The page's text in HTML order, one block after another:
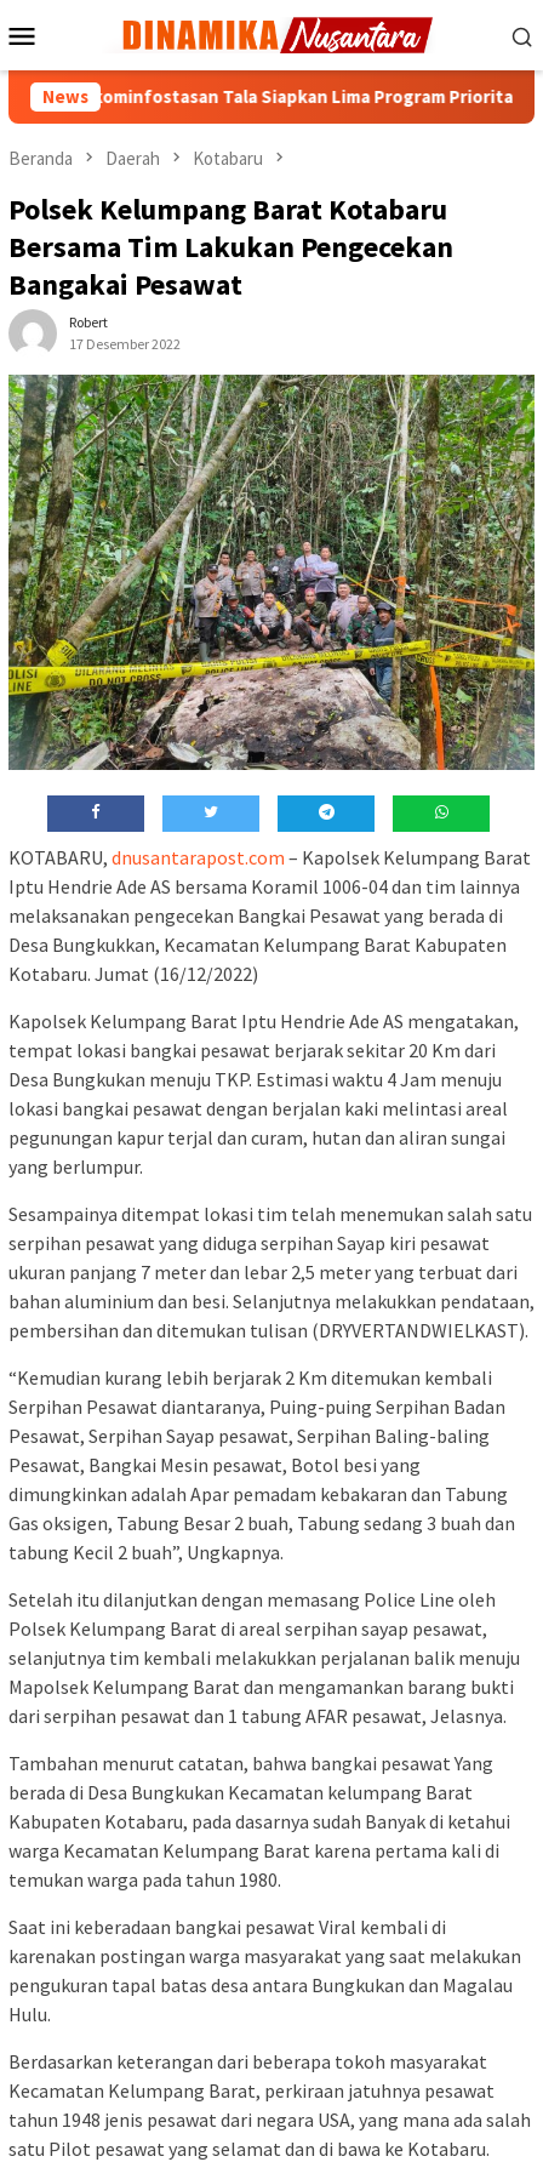
ke
Mobile
News Tala Siapkan Lima Program Prioritas
Beranda Daerah Kotabaru
Polsek Kelumpang Barat Kotabaru
Bersama Tim Lakukan Pengecekan
Bangakai Pesawat
Robert
17 Desember 2022
KOTABARU, dnusantarapost.com – Kapolsek Kelumpang Barat
Iptu Hendrie Ade AS bersama Koramil 1006-04 dan tim lainnya
melaksanakan pengecekan Bangkai Pesawat yang berada di
Desa Bungkukkan, Kecamatan Kelumpang Barat Kabupaten
Kotabaru. Jumat (16/12/2022)
Kapolsek Kelumpang Barat Iptu Hendrie Ade AS mengatakan,
tempat lokasi bangkai pesawat berjarak sekitar 20 Km dari
Desa Bungkukan menuju TKP. Estimasi waktu 4 Jam menuju
lokasi bangkai pesawat dengan berjalan kaki melintasi areal
pegunungan kapur terjal dan curam, hutan dan aliran sungai
yang berlumpur.
Sesampainya ditempat lokasi tim telah menemukan salah satu
serpihan pesawat yang diduga serpihan Sayap kiri pesawat
ukuran panjang 7 meter dan lebar 2,5 meter yang terbuat dari
bahan aluminium dan besi. Selanjutnya melakukkan pendataan,
pembersihan dan ditemukan tulisan (DRYVERTANDWIELKAST).
“Kemudian kurang lebih berjarak 2 Km ditemukan kembali
Serpihan Pesawat diantaranya, Puing-puing Serpihan Badan
Pesawat, Serpihan Sayap pesawat, Serpihan Baling-baling
Pesawat, Bangkai Mesin pesawat, Botol besi yang
dimungkinkan adalah Apar pemadam kebakaran dan Tabung
Gas oksigen, Tabung Besar 2 buah, Tabung sedang 3 buah dan
tabung Kecil 2 buah”, Ungkapnya.
Setelah itu dilanjutkan dengan memasang Police Line oleh
Polsek Kelumpang Barat di areal serpihan sayap pesawat,
selanjutnya tim kembali melakukkan perjalanan balik menuju
Mapolsek Kelumpang Barat dan mengamankan barang bukti
dari serpihan pesawat dan 1 tabung AFAR pesawat, Jelasnya.
Tambahan menurut catatan, bahwa bangkai pesawat Yang
berada di Desa Bungkukan Kecamatan kelumpang Barat
Kabupaten Kotabaru, pada dasarnya sudah Banyak di ketahui
warga Kecamatan Kelumpang Barat karena pertama kali di
temukan warga pada tahun 1980.
Saat ini keberadaan bangkai pesawat Viral kembali di
karenakan postingan warga masyarakat yang saat melakukan
pengukuran tapal batas desa antara Bungkukan dan Magalau
Hulu.
Berdasarkan keterangan dari beberapa tokoh masyarakat
Kecamatan Kelumpang Barat, perkiraan jatuhnya pesawat
tahun 1948 jenis pesawat dari negara USA, yang mana ada salah
satu Pilot pesawat yang selamat dan di bawa ke Kotabaru.